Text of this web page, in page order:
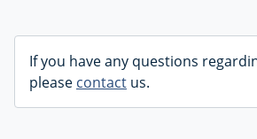
If you have any questions
please contact us.